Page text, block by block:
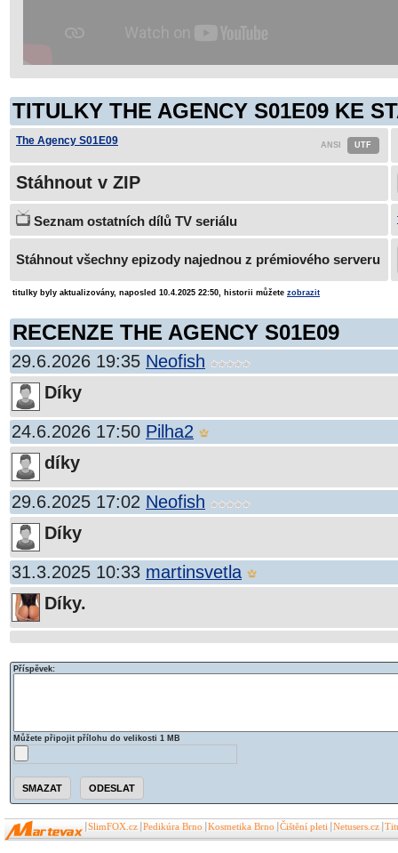
TITULKY THE AGENCY S01E09 KE
The Agency S01E09
Stáhnout v ZIP
Seznam ostatních dílů TV seriálu
Stáhnout všechny epizody najednou z prémiového serveru
titulky byly aktualizovány, naposled 10.4.2025 22:50, historii můžete zobrazit
RECENZE THE AGENCY S01E09
29.6.2026 19:35 Neofish
Díky
24.6.2026 17:50 Pilha2
díky
29.6.2025 17:02 Neofish
Díky
31.3.2025 10:33 martinsvetla
Díky.
Příspěvek:
Můžete připojit přílohu do velikosti 1 MB
SlimFOX.cz Pedikúra Brno Kosmetika Brno Čištění pleti Netusers.cz